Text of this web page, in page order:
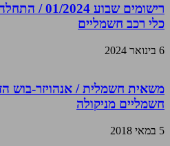
רישומים
כלי רכב חשמליים
6 בינואר 2024
משאית חשמלית / אנהויזר-בוש
חשמליים מניקולה
5 במאי 2018